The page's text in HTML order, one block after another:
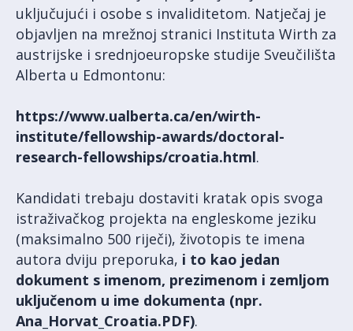
uključujući i osobe s invaliditetom. Natječaj je
objavljen na mrežnoj stranici Instituta Wirth za
austrijske i srednjoeuropske studije Sveučilišta
Alberta u Edmontonu:
https://www.ualberta.ca/en/wirth-
institute/fellowship-awards/doctoral-
research-fellowships/croatia.html.
Kandidati trebaju dostaviti kratak opis svoga
istraživačkog projekta na engleskome jeziku
(maksimalno 500 riječi), životopis te imena
autora dviju preporuka, i to kao jedan
dokument s imenom, prezimenom i zemljom
uključenom u ime dokumenta (npr.
Ana_Horvat_Croatia.PDF).